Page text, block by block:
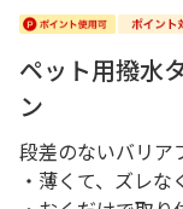
ペット用撥水
ン
段差のないバリア
・薄くて、ズレな